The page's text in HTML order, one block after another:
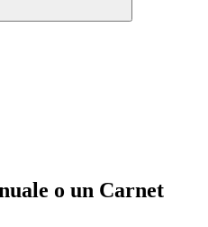
o un Carnet